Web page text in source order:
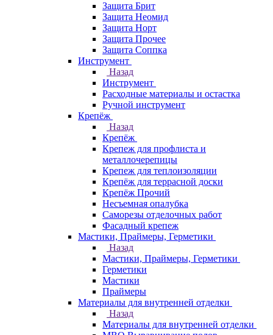
Защита Брит
Защита Неомид
Защита Норт
Защита Прочее
Защита Соппка
Инструмент
Назад
Инструмент
Расходные материалы и остастка
Ручной инструмент
Крепёж
Назад
Крепёж
Крепеж для профлиста и
металлочерепицы
Крепеж для теплоизоляции
Крепёж для террасной доски
Крепёж Прочий
Несъемная опалубка
Саморезы отделочных работ
Фасадный крепеж
Мастики, Праймеры, Герметики
Назад
Мастики, Праймеры, Герметики
Герметики
Мастики
Праймеры
Материалы для внутренней отделки
Назад
Материалы для внутренней отделки